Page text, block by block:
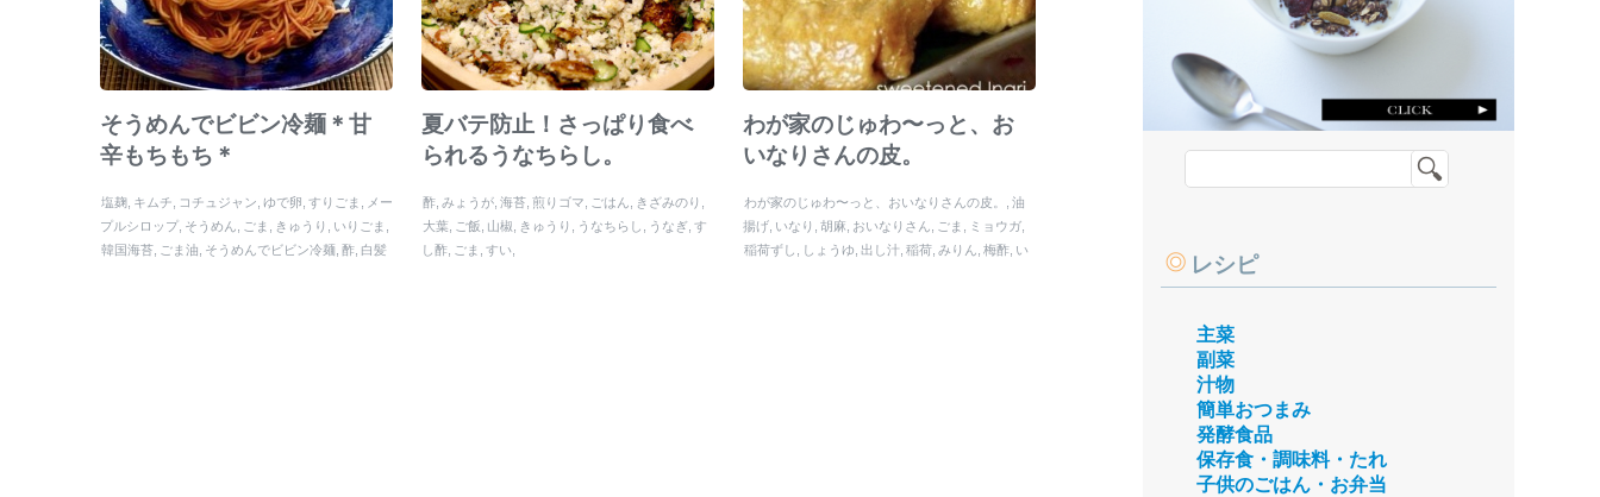
そうめんでビビン冷麺＊甘
辛もちもち＊
塩麹 キムチ コチュジャン ゆで卵 すりごま
メー
プルシロップ そうめん ごま きゅうり
いりごま
韓国海苔 ごま油 そうめんでビビン冷麺 酢 白髪
夏バテ防止！さっぱり食べ
られるうなちらし。
酢 みょうが 海苔 煎りゴマ ごはん
きざみのり
大葉 ご飯 山椒 きゅうり うなちらし うなぎ す
し酢 ごま すい
わが家のじゅわ〜っと、お
いなりさんの皮。
わが家のじゅわ〜っと、おいなりさんの皮。
油
揚げ いなり 胡麻 おいなりさん ごま
ミョウガ
稲荷ずし
しょうゆ 出し汁 稲荷 みりん 梅酢 い
レシピ
主菜
副菜
汁物
簡単おつまみ
発酵食品
保存食・調味料・たれ
子供のごはん・お弁当